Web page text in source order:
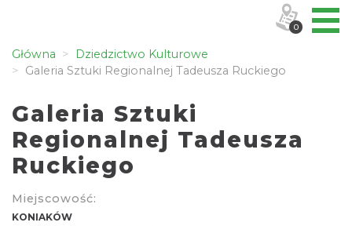
Główna
Dziedzictwo Kulturowe
Galeria Sztuki Regionalnej Tadeusza Ruckiego
Galeria Sztuki
Regionalnej Tadeusza
Ruckiego
Miejscowość:
KONIAKÓW
0